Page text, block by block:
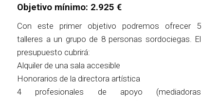
Objetivo mínimo: 2.925 €
Con este primer objetivo podremos ofrecer 5
talleres a un grupo de 8 personas sordociegas. El
presupuesto cubrirá:
Alquiler de una sala accesible
Honorarios de la directora artística
4 profesionales de apoyo (mediadoras